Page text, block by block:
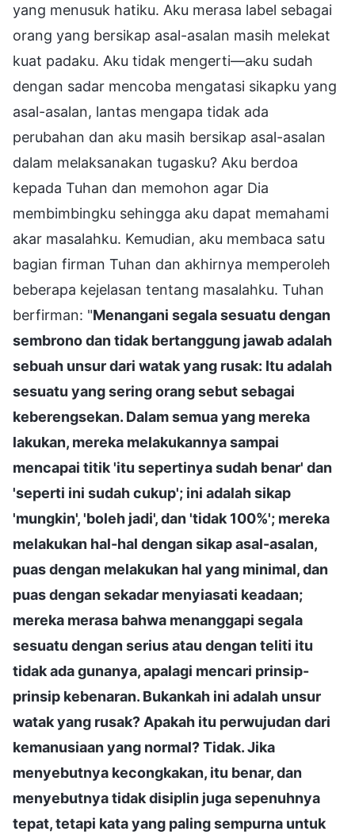
yang menusuk hatiku. Aku merasa label sebagai
orang yang bersikap asal-asalan masih melekat
kuat padaku. Aku tidak mengerti—aku sudah
dengan sadar mencoba mengatasi sikapku yang
asal-asalan, lantas mengapa tidak ada
perubahan dan aku masih bersikap asal-asalan
dalam melaksanakan tugasku? Aku berdoa
kepada Tuhan dan memohon agar Dia
membimbingku sehingga aku dapat memahami
akar masalahku. Kemudian, aku membaca satu
bagian firman Tuhan dan akhirnya memperoleh
beberapa kejelasan tentang masalahku. Tuhan
berfirman: "Menangani segala sesuatu dengan
sembrono dan tidak bertanggung jawab adalah
sebuah unsur dari watak yang rusak: Itu adalah
sesuatu yang sering orang sebut sebagai
keberengsekan. Dalam semua yang mereka
lakukan, mereka melakukannya sampai
mencapai titik 'itu sepertinya sudah benar' dan
'seperti ini sudah cukup'; ini adalah sikap
'mungkin', 'boleh jadi', dan 'tidak 100%'; mereka
melakukan hal-hal dengan sikap asal-asalan,
puas dengan melakukan hal yang minimal, dan
puas dengan sekadar menyiasati keadaan;
mereka merasa bahwa menanggapi segala
sesuatu dengan serius atau dengan teliti itu
tidak ada gunanya, apalagi mencari prinsip-
prinsip kebenaran. Bukankah ini adalah unsur
watak yang rusak? Apakah itu perwujudan dari
kemanusiaan yang normal? Tidak. Jika
menyebutnya kecongkakan, itu benar, dan
menyebutnya tidak disiplin juga sepenuhnya
tepat, tetapi kata yang paling sempurna untuk